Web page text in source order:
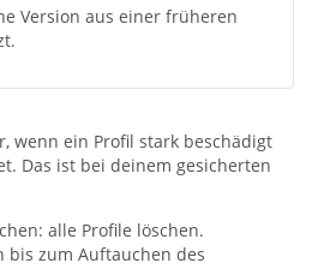
Version aus einer früheren
wenn ein Profil stark beschädigt
Das ist bei deinem gesicherten
alle Profile löschen.
bis zum Auftauchen des